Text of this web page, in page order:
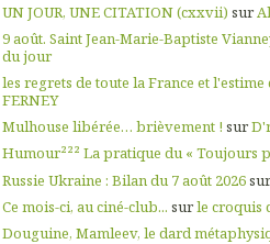
UN JOUR, UNE CITATION (cxxvii) sur
9 août. Saint Jean-Marie-Baptiste
du jour
les regrets de toute la France et l'estime
FERNEY
Mulhouse libérée… brièvement ! sur
Humour²²² La pratique du « Toujours
Russie Ukraine : Bilan du 7 août 2026sur
Ce mois-ci, au ciné-club... surle croquis
Douguine, Mamleev, le dard